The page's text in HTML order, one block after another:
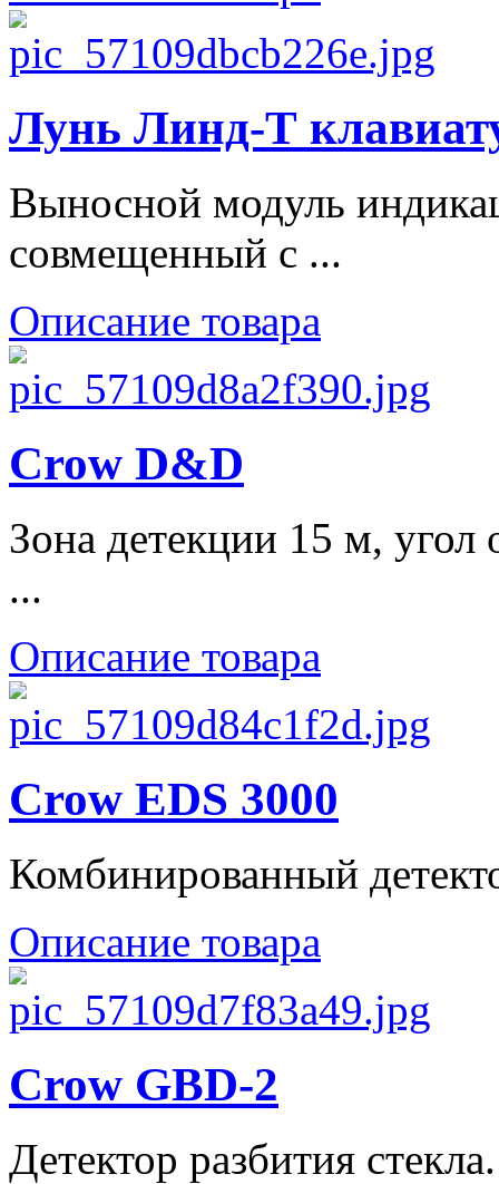
Лунь Линд-Т
Выносной модуль
совмещенный с ...
Описание товара
Crow D&D
Зона детекции 15 м, угол
...
Описание товара
Crow EDS 3000
Комбинированный
Описание товара
Crow GBD-2
Детектор разбития